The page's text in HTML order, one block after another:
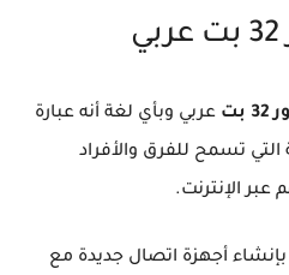
عربي وبأي لغة أنه عبارة
تسمح للفرق والأفراد
الإنترنت.
أجهزة اتصال جديدة مع